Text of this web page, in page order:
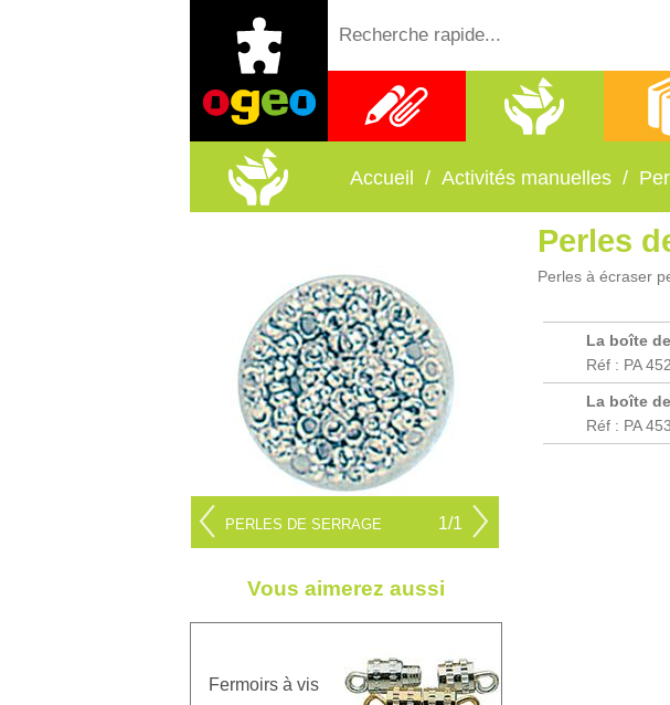
Fournitures
scolaires
Activités
manuelles
Accueil / Activités manuelles /
Perles
PERLES DE SERRAGE 1/1
Perles à écraser
La boîte
Réf : PA 452
La boîte
Réf : PA 453
Vous aimerez aussi
Fermoirs à vis